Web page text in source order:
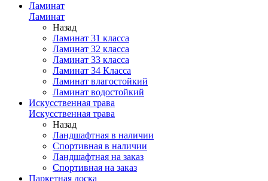
Ламинат
Ламинат
Назад
Ламинат 31 класса
Ламинат 32 класса
Ламинат 33 класса
Ламинат 34 Класса
Ламинат влагостойкий
Ламинат водостойкий
Искусственная трава
Искусственная трава
Назад
Ландшафтная в наличии
Спортивная в наличии
Ландшафтная на заказ
Спортивная на заказ
Паркетная доска